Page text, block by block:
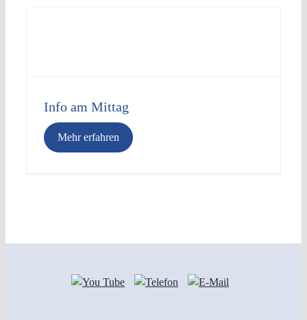
Info am Mittag
Mehr erfahren